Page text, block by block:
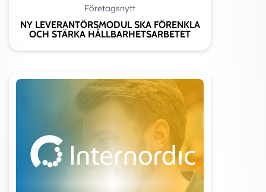
Företagsnytt
NY LEVERANTÖRSMODUL SKA FÖRENKLA
OCH STÄRKA HÅLLBARHETSARBETET